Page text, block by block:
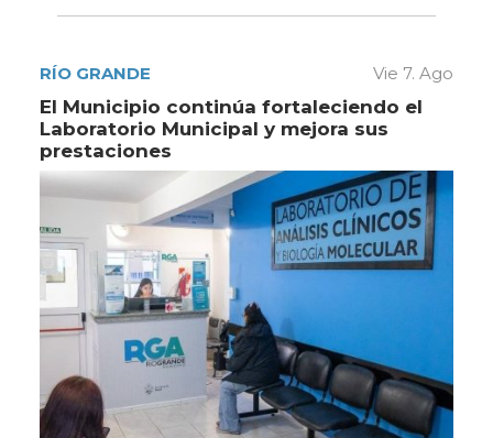
RÍO GRANDE Vie 7. Ago
El Municipio continúa fortaleciendo el
Laboratorio Municipal y mejora sus
prestaciones